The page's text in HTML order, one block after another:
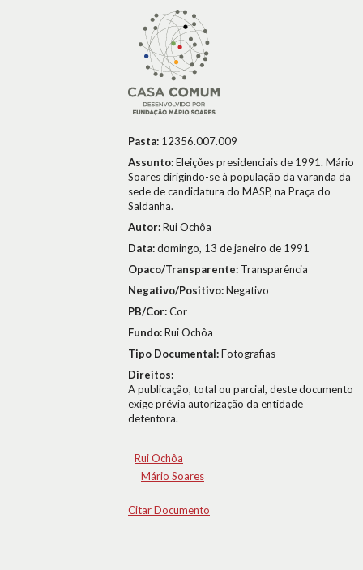
Pasta: 12356.007.009
Assunto:Eleições presidenciais de 1991. Mário
Soares dirigindo-se à população da varanda da
sede de candidatura do MASP, na Praça do
Saldanha.
Autor:Rui Ochôa
Data:domingo, 13 de janeiro de 1991
Opaco/Transparente: Transparência
Negativo/Positivo:Negativo
PB/Cor:Cor
Fundo:Rui Ochôa
Tipo Documental:Fotografias
Direitos:
A publicação, total ou parcial, deste documento
exige prévia autorização da entidade
detentora.
Rui Ochôa
Mário Soares
Citar Documento